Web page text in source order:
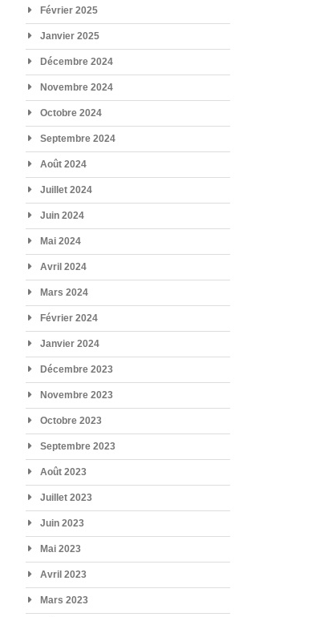
Février 2025
Janvier 2025
Décembre 2024
Novembre 2024
Octobre 2024
Septembre 2024
Août 2024
Juillet 2024
Juin 2024
Mai 2024
Avril 2024
Mars 2024
Février 2024
Janvier 2024
Décembre 2023
Novembre 2023
Octobre 2023
Septembre 2023
Août 2023
Juillet 2023
Juin 2023
Mai 2023
Avril 2023
Mars 2023